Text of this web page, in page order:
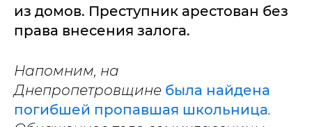
из домов. Преступник арестован без
права внесения залога.
Напомним, на
Днепропетровщине была найдена
погибшей пропавшая школьница.